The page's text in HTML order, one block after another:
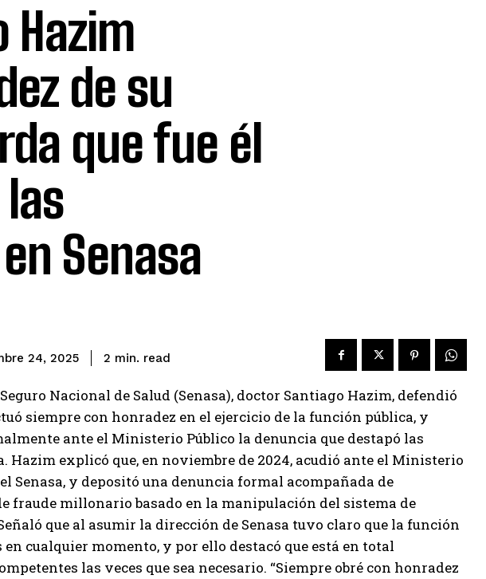
Hazim
de su
que fue él
Senasa
24, 2025 2 min. read
Nacional de Salud (Senasa), doctor Santiago Hazim, defendió
siempre con honradez en el ejercicio de la función pública, y
ante el Ministerio Público la denuncia que destapó las
explicó que, en noviembre de 2024, acudió ante el Ministerio
Senasa, y depositó una denuncia formal acompañada de
fraude millonario basado en la manipulación del sistema de
que al asumir la dirección de Senasa tuvo claro que la función
cualquier momento, y por ello destacó que está en total
las veces que sea necesario. “Siempre obré con honradez